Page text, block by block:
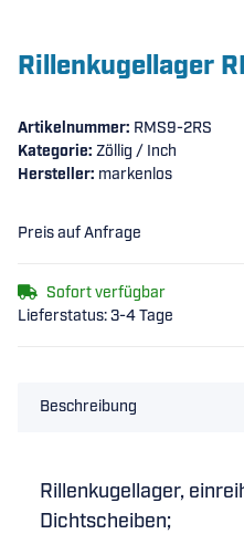
Rillenkugellager
Artikelnummer: RMS9-2RS
Kategorie: Zöllig / Inch
Hersteller: markenlos
Preis auf Anfrage
Sofort verfügbar
Lieferstatus: 3-4 Tage
Beschreibung
Rillenkugellager,
Dichtscheiben;